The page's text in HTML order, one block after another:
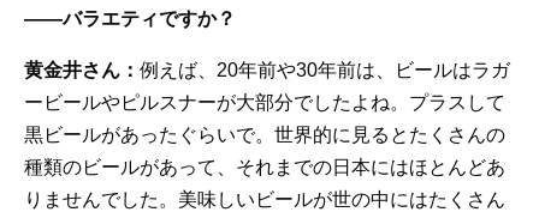
——バラエティですか？
黄金井さん： 例えば、20年前や30年前は、ビールはラガ
ービールやピルスナーが大部分でしたよね。プラスして
黒ビールがあったぐらいで。世界的に見るとたくさんの
種類のビールがあって、それまでの日本にはほとんどあ
りませんでした。美味しいビールが世の中にはたくさん